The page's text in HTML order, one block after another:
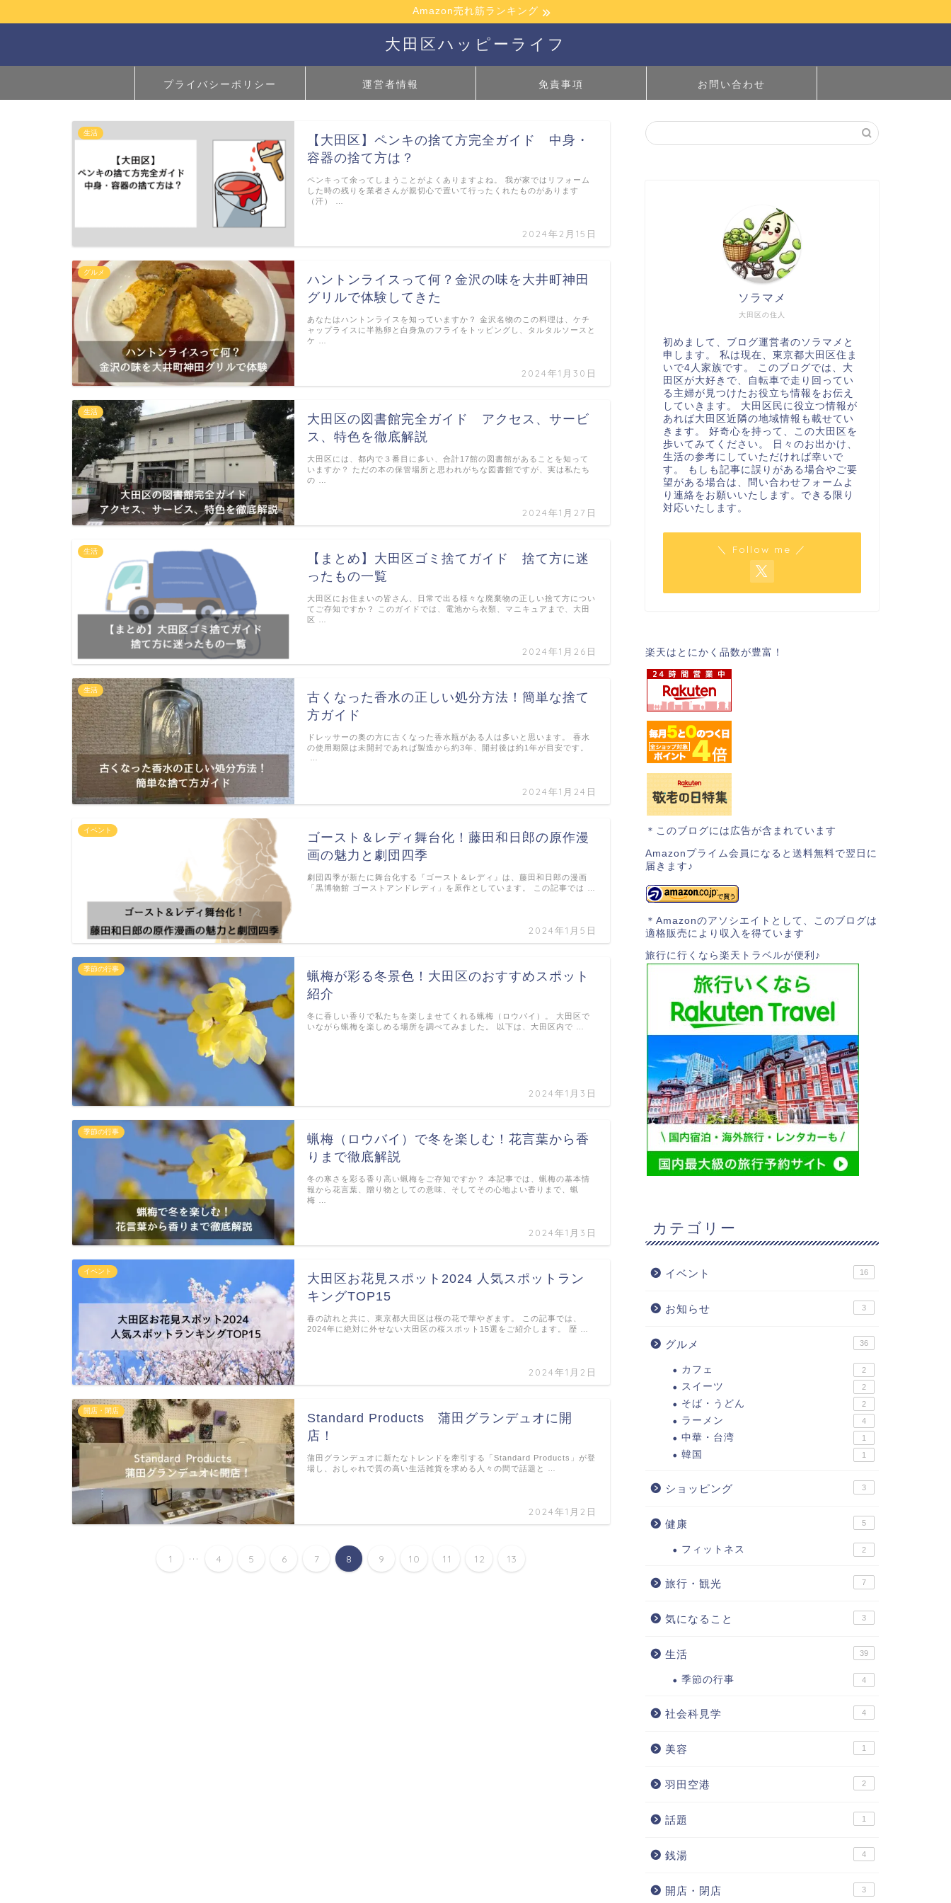
Amazon売れ筋ランキング
大田区ハッピーライフ
プライバシーポリシー 運営者情報 免責事項 お問い合わせ
生活
【大田区】ペンキの捨て方完全ガイド 中身・
容器の捨て方は？
2024年2月15日
ペンキって余ってしまうことがよくありますよね。 我が家ではリフォーム
した時の残りを業者さんが親切心で置いて行ったくれたものがあります
（汗） …
グルメ
ハントンライスって何？金沢の味を大井町神田
グリルで体験してきた
2024年1月30日
あなたはハントンライスを知っていますか？ 金沢名物のこの料理は、ケチ
ャップライスに半熟卵と白身魚のフライをトッピングし、タルタルソースと
ケ …
生活
大田区の図書館完全ガイド アクセス、サービ
ス、特色を徹底解説
2024年1月27日
大田区には、都内で３番目に多い、合計17館の図書館があることを知って
いますか？ ただの本の保管場所と思われがちな図書館ですが、実は私たち
の …
生活
【まとめ】大田区ゴミ捨てガイド 捨て方に迷
ったもの一覧
2024年1月26日
大田区にお住まいの皆さん、日常で出る様々な廃棄物の正しい捨て方につい
てご存知ですか？ このガイドでは、電池から衣類、マニキュアまで、大田
区 …
生活
古くなった香水の正しい処分方法！簡単な捨て
方ガイド
2024年1月24日
ドレッサーの奥の方に古くなった香水瓶がある人は多いと思います。 香水
の使用期限は未開封であれば製造から約3年、開封後は約1年が目安です。
…
イベント
ゴースト＆レディ舞台化！藤田和日郎の原作漫
画の魅力と劇団四季
2024年1月5日
劇団四季が新たに舞台化する『ゴースト＆レディ』は、藤田和日郎の漫画
「黒博物館 ゴーストアンドレディ」を原作としています。 この記事では …
季節の行事
蝋梅が彩る冬景色！大田区のおすすめスポット
紹介
2024年1月3日
冬に香しい香りで私たちを楽しませてくれる蝋梅（ロウバイ）。 大田区で
いながら蝋梅を楽しめる場所を調べてみました。 以下は、大田区内で …
季節の行事
蝋梅（ロウバイ）で冬を楽しむ！花言葉から香
りまで徹底解説
2024年1月3日
冬の寒さを彩る香り高い蝋梅をご存知ですか？ 本記事では、蝋梅の基本情
報から花言葉、贈り物としての意味、そしてその心地よい香りまで、蝋
梅 …
イベント
大田区お花見スポット2024 人気スポットラン
キングTOP15
2024年1月2日
春の訪れと共に、東京都大田区は桜の花で華やぎます。 この記事では、
2024年に絶対に外せない大田区の桜スポット15選をご紹介します。 歴 …
開店・閉店
Standard Products 蒲田グランデュオに開
店！
2024年1月2日
蒲田グランデュオに新たなトレンドを牽引する「Standard Products」が登
場し、おしゃれで質の高い生活雑貨を求める人々の間で話題と …
1 ... 4 5 6 7 8 9 10 11 12 13
大田区の住人
ソラマメ
初めまして、ブログ運営者のソラマメと
申します。 私は現在、東京都大田区住ま
いで4人家族です。 このブログでは、大
田区が大好きで、自転車で走り回ってい
る主婦が見つけたお役立ち情報をお伝え
していきます。 大田区民に役立つ情報が
あれば大田区近隣の地域情報も載せてい
きます。 好奇心を持って、この大田区を
歩いてみてください。 日々のお出かけ、
生活の参考にしていただければ幸いで
す。 もしも記事に誤りがある場合やご要
望がある場合は、問い合わせフォームよ
り連絡をお願いいたします。できる限り
対応いたします。
＼ Follow me ／
楽天はとにかく品数が豊富！
＊このブログには広告が含まれています
Amazonプライム会員になると送料無料で翌日に
届きます♪
＊Amazonのアソシエイトとして、このブログは
適格販売により収入を得ています
旅行に行くなら楽天トラベルが便利♪
カテゴリー
イベント 16
お知らせ 3
グルメ 36
カフェ 2
スイーツ 2
そば・うどん 2
ラーメン 4
中華・台湾 1
韓国 1
ショッピング 3
健康 5
フィットネス 2
旅行・観光 7
気になること 3
生活 39
季節の行事 4
社会科見学 4
美容 1
羽田空港 2
話題 1
銭湯 4
開店・閉店 3